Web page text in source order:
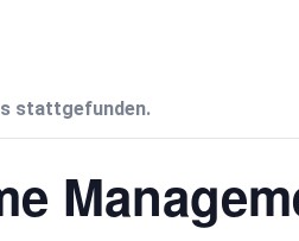
stattgefunden.